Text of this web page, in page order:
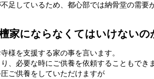
足しているため、都心部では納骨堂の需要
家にならなくてはいけないの
様を支援する家の事を言います。
、必要な時にご供養を依頼することもでき
ご供養をしていただけますが